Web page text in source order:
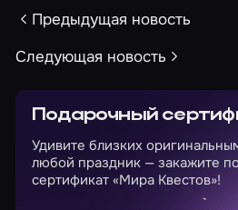
Предыдущая новость
Следующая новость
Подарочный
Удивите близких
любой праздник — закажите
сертификат «Мира Квестов»!